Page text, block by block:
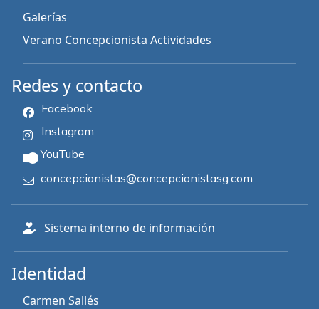
Galerías
Verano Concepcionista Actividades
Redes y contacto
Facebook
Instagram
YouTube
concepcionistas@concepcionistasg.com
Sistema interno de información
Identidad
Carmen Sallés